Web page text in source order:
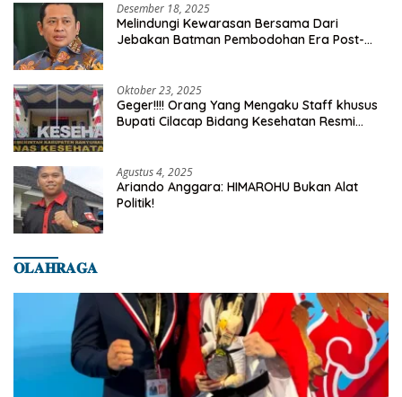
Desember 18, 2025
Melindungi Kewarasan Bersama Dari
Jebakan Batman Pembodohan Era Post-
Oktober 23, 2025
Geger!!!! Orang Yang Mengaku Staff khusus
Bupati Cilacap Bidang Kesehatan Resmi
Agustus 4, 2025
Ariando Anggara: HIMAROHU Bukan Alat
Politik!
𝐎𝐋𝐀𝐇𝐑𝐀𝐆𝐀